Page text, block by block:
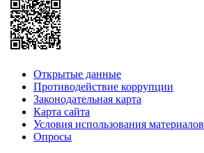
Открытые данные
Противодействие коррупции
Законодательная карта
Карта сайта
Условия использования материалов
Опросы